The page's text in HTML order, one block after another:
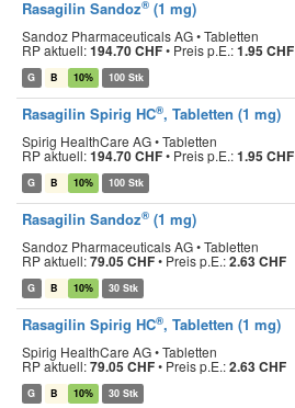
Rasagilin Sandoz® (1 mg)
Sandoz Pharmaceuticals AG • Tabletten
RP aktuell:194.70 CHF• Preis p.E.:1.95 CHF
G B 10% 100 Stk
Rasagilin Spirig HC®, Tabletten (1 mg)
Spirig HealthCare AG • Tabletten
RP aktuell:194.70 CHF• Preis p.E.:1.95 CHF
G B 10% 100 Stk
Rasagilin Sandoz® (1 mg)
Sandoz Pharmaceuticals AG • Tabletten
RP aktuell:79.05 CHF• Preis p.E.:2.63 CHF
G B 10% 30 Stk
Rasagilin Spirig HC®, Tabletten (1 mg)
Spirig HealthCare AG • Tabletten
RP aktuell:79.05 CHF• Preis p.E.:2.63 CHF
G B 10% 30 Stk